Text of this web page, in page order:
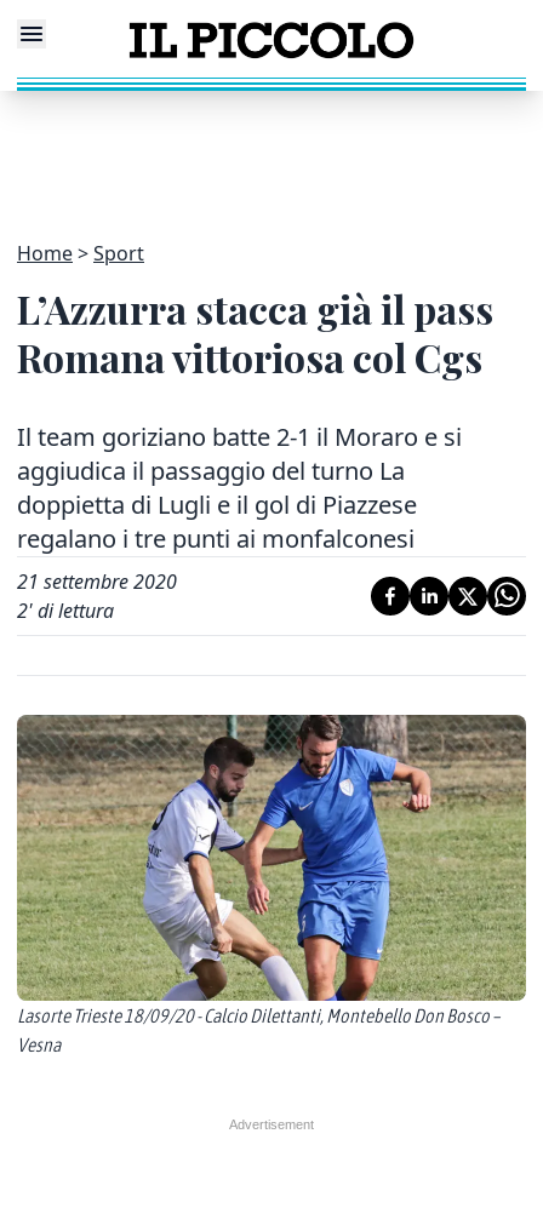
Home Sport
L’Azzurra stacca già il pass
Romana vittoriosa col Cgs
Il team goriziano batte 2-1 il Moraro e si
aggiudica il passaggio del turno La
doppietta di Lugli e il gol di Piazzese
regalano i tre punti ai monfalconesi
21 settembre 2020
2' di lettura
Lasorte Trieste 18/09/20 - Calcio Dilettanti, Montebello Don Bosco –
Vesna